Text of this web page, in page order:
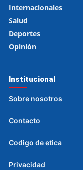
Internacionales
Salud
Deportes
Opinión
Institucional
Sobre nosotros
Contacto
Codigo de etica
Privacidad